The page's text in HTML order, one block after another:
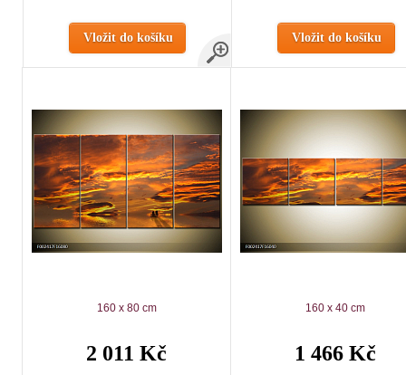
Vložit do košíku Vložit do košíku
160 x 80 cm
2 011 Kč
160 x 40 cm
1 466 Kč